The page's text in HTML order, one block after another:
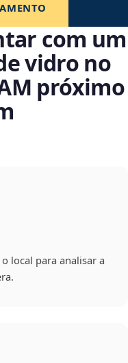
com um
vidro no
próximo
local para analisar a